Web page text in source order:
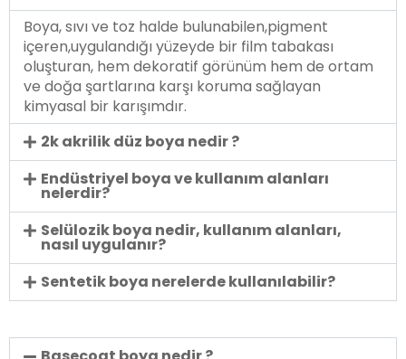
Boya, sıvı ve toz halde bulunabilen,pigment
içeren,uygulandığı yüzeyde bir film tabakası
oluşturan, hem dekoratif görünüm hem de ortam
ve doğa şartlarına karşı koruma sağlayan
kimyasal bir karışımdır.
2k akrilik düz boya nedir ?
Endüstriyel boya ve kullanım alanları
nelerdir?
Selülozik boya nedir, kullanım alanları,
nasıl uygulanır?
Sentetik boya nerelerde kullanılabilir?